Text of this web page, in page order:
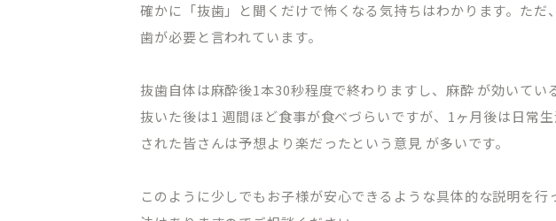
確かに「抜歯」と聞くだけで怖くなる気持ちはわかります。た
歯が必要と言われています。
抜歯自体は麻酔後1本30秒程度で終わりますし、麻酔 が効いてい
抜いた後は1 週間ほど食事が食べづらいですが、1ヶ月後は日常
された皆さんは予想より楽だったという意見 が多いです。
このように少しでもお子様が安心できるような具体的な説明を